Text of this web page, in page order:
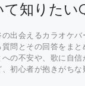
て知りたい
出会えるカラオケバ
問とその回答をまと
の不安や、歌に自信
初心者が抱きがちな